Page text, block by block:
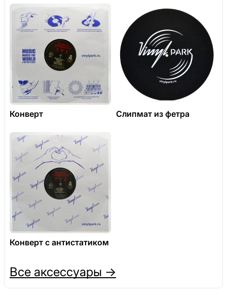
Конверт Слипмат из фетра
Конверт с антистатиком
Все аксессуары →